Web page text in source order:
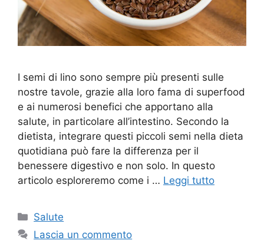
I semi di lino sono sempre più presenti sulle
nostre tavole, grazie alla loro fama di superfood
e ai numerosi benefici che apportano alla
salute, in particolare all’intestino. Secondo la
dietista, integrare questi piccoli semi nella dieta
quotidiana può fare la differenza per il
benessere digestivo e non solo. In questo
articolo esploreremo come i … Leggi tutto
Categorie
Salute
Lascia un commento